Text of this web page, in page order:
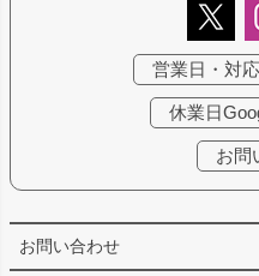
お問い合わせ
営業日・対
休業日
お問